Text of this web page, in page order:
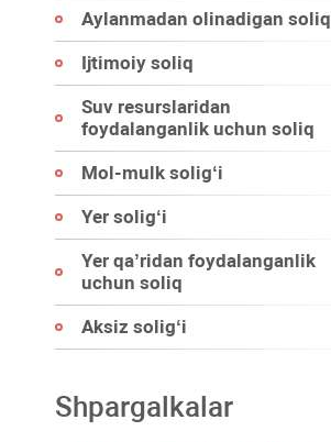
Aylanmadan olinadigan soliq
Ijtimoiy soliq
Suv resurslaridan
foydalanganlik uchun soliq
Mol-mulk soligʻi
Yer soligʻi
Yer qa’ridan foydalanganlik
uchun soliq
Aksiz soligʻi
Shpargalkalar